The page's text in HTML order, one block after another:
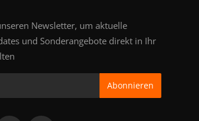
Newsletter, um aktuelle
und Sonderangebote direkt in Ihr
Abonnieren